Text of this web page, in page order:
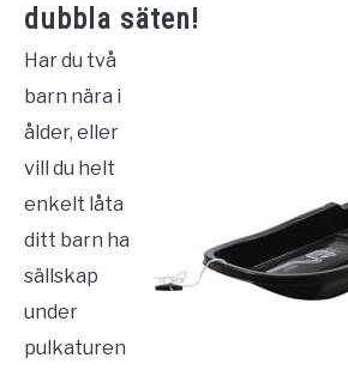
dubbla säten!
Har du två
barn nära i
ålder, eller
vill du helt
enkelt låta
ditt barn ha
sällskap
under
pulkaturen